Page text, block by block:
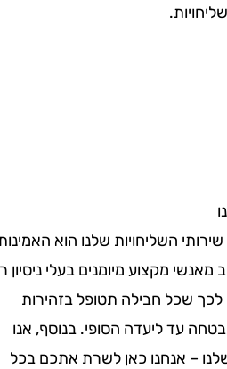
השליחויות שלנו הוא האמינות
מקצוע מיומנים בעלי ניסיון רב
חבילה תטופל בזהירות
ליעדה הסופי. בנוסף, אנו
– אנחנו כאן לשרת אתכם בכל